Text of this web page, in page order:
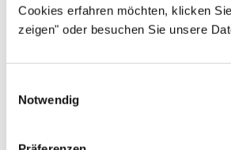
Cookies erfahren möchten, klicken
zeigen" oder besuchen Sie unsere
Notwendig
Universalschutzstopfen mit